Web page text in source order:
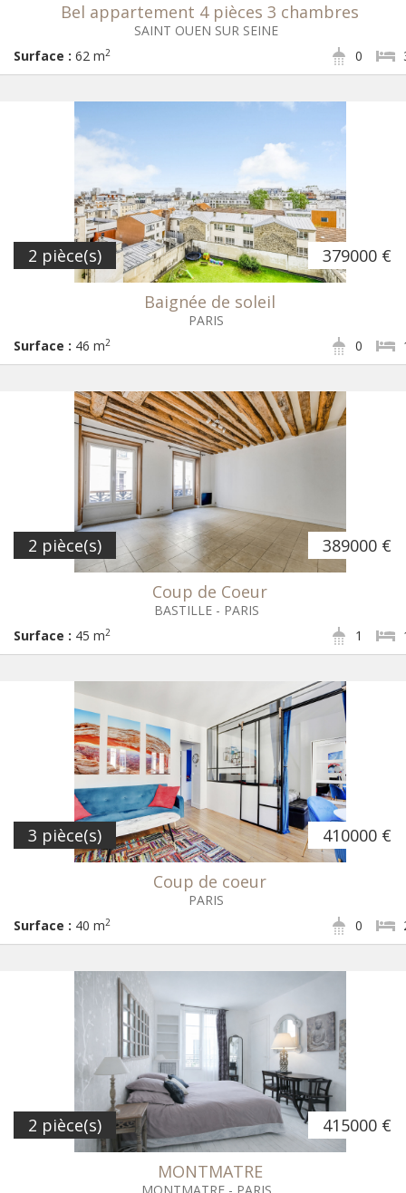
Bel appartement 4 pièces 3 chambres
SAINT OUEN SUR SEINE
Surface : 62 m2 0
379000 €
2 pièce(s)
Baignée de soleil
PARIS
Surface : 46 m2 0
389000 €
2 pièce(s)
Coup de Coeur
BASTILLE - PARIS
Surface : 45 m2 1
410000 €
3 pièce(s)
Coup de coeur
PARIS
Surface : 40 m2 0
415000 €
2 pièce(s)
MONTMATRE